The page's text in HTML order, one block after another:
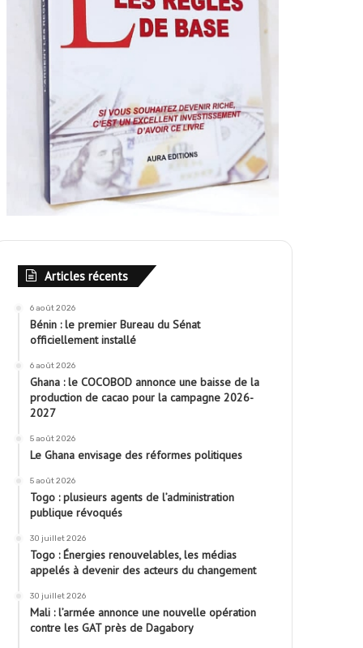
Articles récents
6 août 2026
Bénin : le premier Bureau du Sénat
officiellement installé
6 août 2026
Ghana : le COCOBOD annonce une baisse de la
production de cacao pour la campagne 2026-
2027
5 août 2026
Le Ghana envisage des réformes politiques
5 août 2026
Togo : plusieurs agents de l’administration
publique révoqués
30 juillet 2026
Togo : Énergies renouvelables, les médias
appelés à devenir des acteurs du changement
30 juillet 2026
Mali : l’armée annonce une nouvelle opération
contre les GAT près de Dagabory